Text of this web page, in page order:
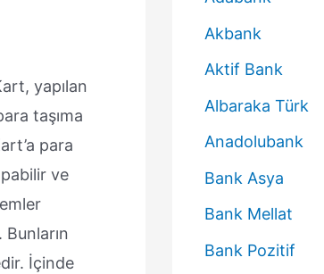
yapılan
taşıma
para
ve
İçinde
Akbank
Aktif Bank
Albaraka Türk
Anadolubank
Bank Asya
Bank Mellat
Bank Pozitif